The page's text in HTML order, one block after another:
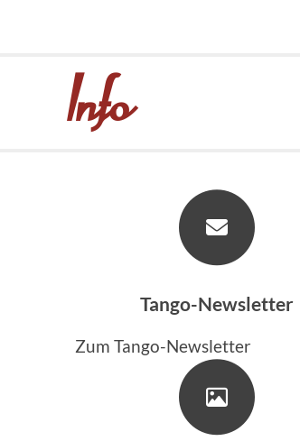
Info
Tango-Newsletter
Zum Tango-Newsletter